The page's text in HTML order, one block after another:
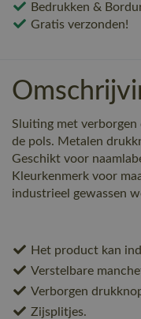
Bedrukken &
Gratis verzonden!
Sluiting met
de pols. Metalen
Geschikt voor
Kleurkenmerk voor
industrieel gewassen
Het product kan
Verstelbare
Verborgen
Zijsplitjes.